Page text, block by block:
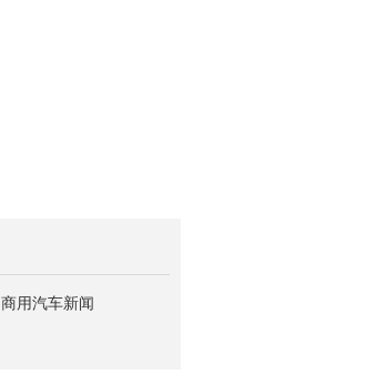
商用汽车新闻